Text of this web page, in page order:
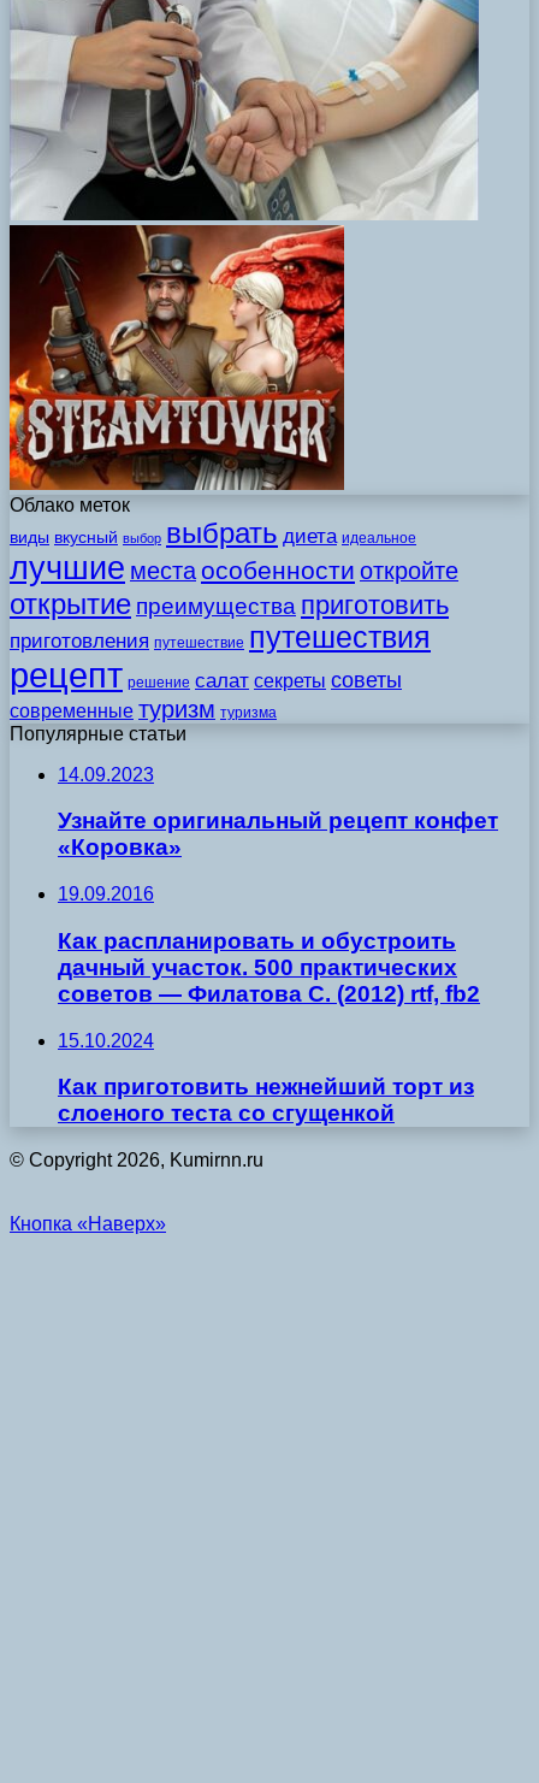
Облако меток
виды вкусный выбор выбрать диета идеальное
лучшие места особенности откройте
открытие преимущества приготовить
приготовления путешествие путешествия
рецепт решение салат секреты советы
современные туризм туризма
Популярные статьи
14.09.2023
Узнайте оригинальный рецепт конфет
«Коровка»
19.09.2016
Как распланировать и обустроить
дачный участок. 500 практических
советов — Филатова С. (2012) rtf, fb2
15.10.2024
Как приготовить нежнейший торт из
слоеного теста со сгущенкой
© Copyright 2026, Kumirnn.ru
Кнопка «Наверх»